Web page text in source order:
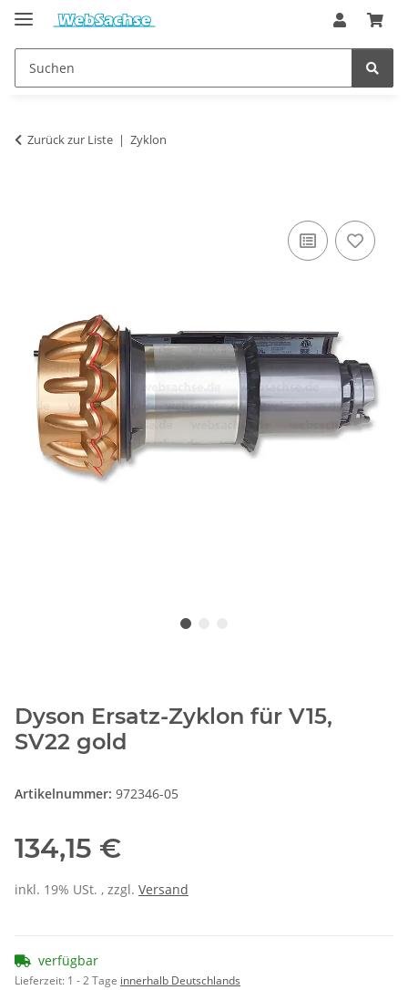
Zurück zur Liste Zyklon
Dyson Ersatz-Zyklon für V15,
SV22 gold
Artikelnummer: 972346-05
134,15 €
inkl. 19% USt. , zzgl. Versand
verfügbar
Lieferzeit: 1 - 2 Tage innerhalb Deutschlands